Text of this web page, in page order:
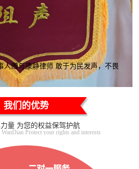
人赠与康静律师 敢于为民发声，不畏
我们的优势
量 为您的权益保驾护航
Protect your rights and interests